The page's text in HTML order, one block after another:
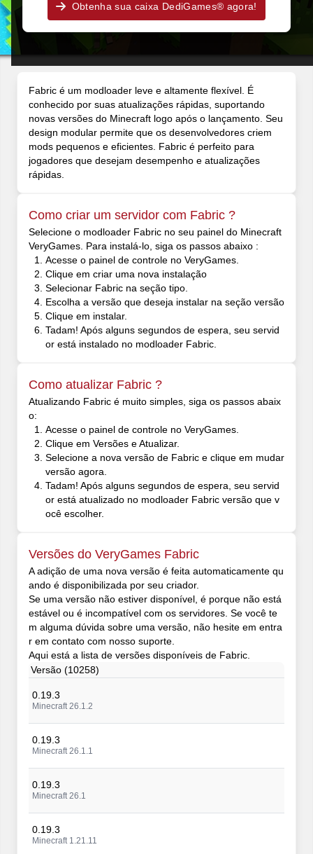
Obtenha sua caixa DediGames® agora!
Fabric é um modloader leve e altamente flexível. É
conhecido por suas atualizações rápidas, suportando
novas versões do Minecraft logo após o lançamento. Seu
design modular permite que os desenvolvedores criem
mods pequenos e eficientes. Fabric é perfeito para
jogadores que desejam desempenho e atualizações
rápidas.
Como criar um servidor com Fabric ?
Selecione o modloader Fabric no seu painel do Minecraft
VeryGames. Para instalá-lo, siga os passos abaixo :
Acesse o painel de controle no VeryGames.
Clique em criar uma nova instalação
Selecionar Fabric na seção tipo.
Escolha a versão que deseja instalar na seção versão
Clique em instalar.
Tadam! Após alguns segundos de espera, seu servid
or está instalado no modloader Fabric.
Como atualizar Fabric ?
Atualizando Fabric é muito simples, siga os passos abaix
o:
Acesse o painel de controle no VeryGames.
Clique em Versões e Atualizar.
Selecione a nova versão de Fabric e clique em mudar
versão agora.
Tadam! Após alguns segundos de espera, seu servid
or está atualizado no modloader Fabric versão que v
ocê escolher.
Versões do VeryGames Fabric
A adição de uma nova versão é feita automaticamente qu
ando é disponibilizada por seu criador.
Se uma versão não estiver disponível, é porque não está
estável ou é incompatível com os servidores. Se você te
m alguma dúvida sobre uma versão, não hesite em entra
r em contato com nosso suporte.
Aqui está a lista de versões disponíveis de Fabric.
Versão (10258)
0.19.3
Minecraft 26.1.2
0.19.3
Minecraft 26.1.1
0.19.3
Minecraft 26.1
0.19.3
Minecraft 1.21.11